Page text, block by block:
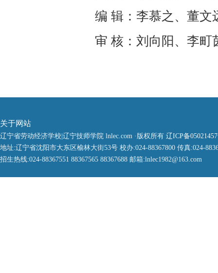
编 辑：李慕之、董文
审 核：刘向阳、李町
关于网站
辽宁省劳动经济学校|辽宁技师学院 lnlec.com ·版权所有 辽ICP备
地址:辽宁省沈阳市大东区榆林大街53号 校办:024-88367800 传真:024-
招生热线:024-88367551 88367565 88367688 邮箱:lnlec1982@163.com